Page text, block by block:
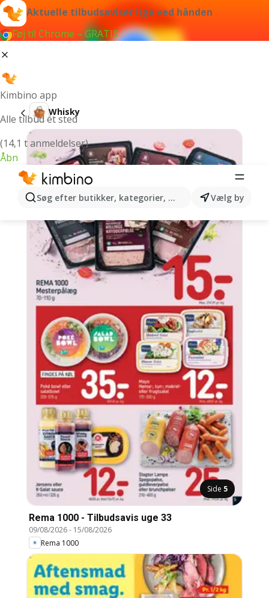
Aktuelle tilbudsaviser lige ved hånden
Føj til Chrome – GRATIS
Kimbino app
Alle tilbud ét sted
(14,1 t anmeldelser)
Åbn
Søg efter butikker, kategorier, produkter...Vælg by
Whisky
Side 5
Rema 1000 - Tilbudsavis uge 33
09/08/2026- 15/08/2026
Rema 1000